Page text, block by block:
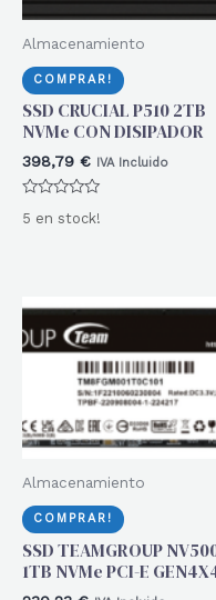
Almacenamiento
COMPRAR!
SSD CRUCIAL P510 2TB
NVMe CON DISIPADOR
398,79 € IVA Incluido
con
5 en stock!
Almacenamiento
COMPRAR!
SSD TEAMGROUP
1TB NVMe PCI-E